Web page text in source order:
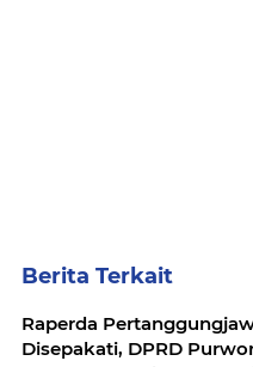
Berita Terkait
Raperda
Disepakati, DPRD